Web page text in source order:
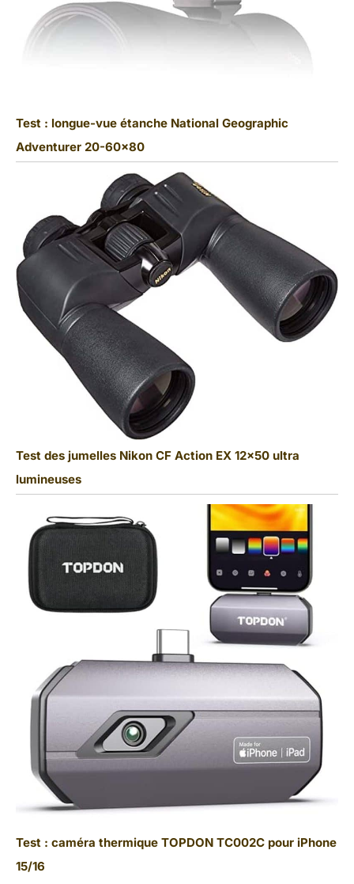
Test : longue-vue étanche National Geographic
Adventurer 20-60×80
Test des jumelles Nikon CF Action EX 12×50 ultra
lumineuses
Test : caméra thermique TOPDON TC002C pour iPhone
15/16